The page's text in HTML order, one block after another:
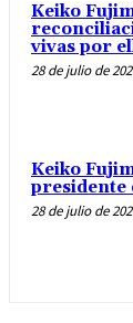
Keiko
vivas por
28 de julio de
Keiko
presidente
28 de julio de